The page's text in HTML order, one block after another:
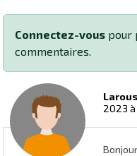
Connectez-vous pour
commentaires.
2023